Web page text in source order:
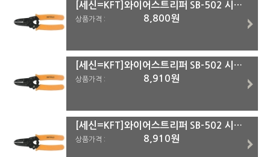
[세신=KFT]와이어스트리퍼 SB-502 시리즈 SB-5021
상품가격 : 8,800원
[세신=KFT]와이어스트리퍼 SB-502 시리즈 SB-5022
상품가격 : 8,910원
[세신=KFT]와이어스트리퍼 SB-502 시리즈 SB-5023
상품가격 : 8,910원